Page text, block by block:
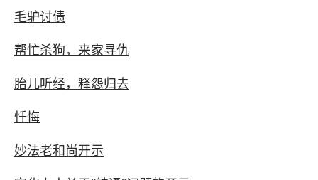
毛驴讨债
帮忙杀狗，来家寻仇
胎儿听经，释怨归去
忏悔
妙法老和尚开示